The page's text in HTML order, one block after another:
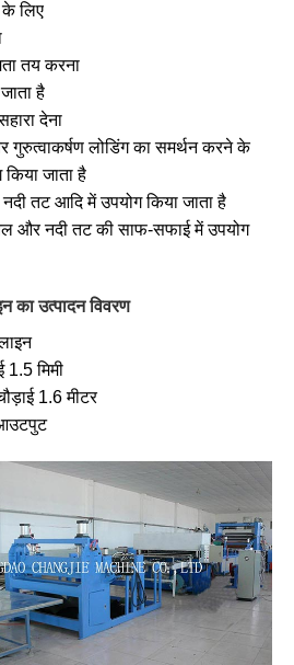
के लिए
तय करना
है
देना
लोडिंग का समर्थन करने के
किया जाता है
नदी तट आदि में उपयोग किया जाता है
और नदी तट की साफ-सफाई में उपयोग
का उत्पादन विवरण
मिमी
1.6 मीटर